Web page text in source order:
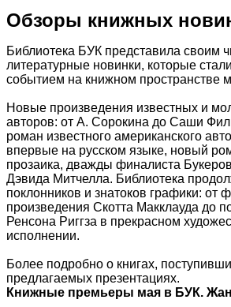
Обзоры книжных
Библиотека БУК представила своим
литературные новинки, которые
событием на книжном пространстве
Новые произведения известных и
авторов: от А. Сорокина до Саши
роман известного американского
впервые на русском языке, новый
прозаика, дважды финалиста
Дэвида Митчелла. Библиотека
поклонников и знатоков графики: от
произведения Скотта Макклауда до
Ренсона Риггза в прекрасном
исполнении.
Более подробно о книгах,
предлагаемых презентациях.
Книжные премьеры мая в БУК.